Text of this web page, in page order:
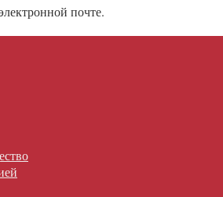
почте.